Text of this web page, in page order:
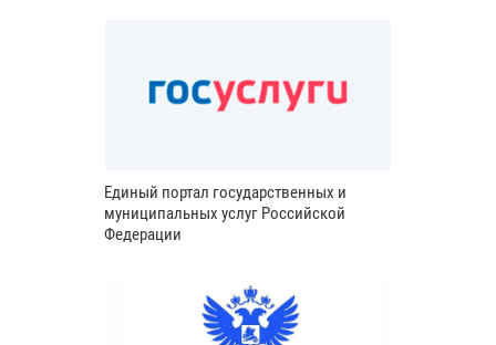
Единый портал государственных и
муниципальных услуг Российской
Федерации